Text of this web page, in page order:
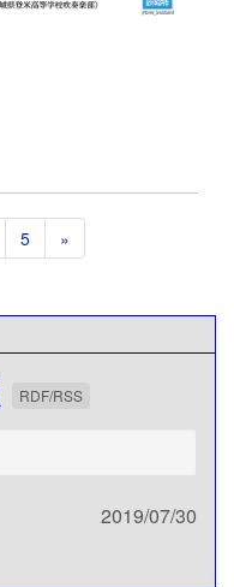
5 »
RDF/RSS
2019/07/30